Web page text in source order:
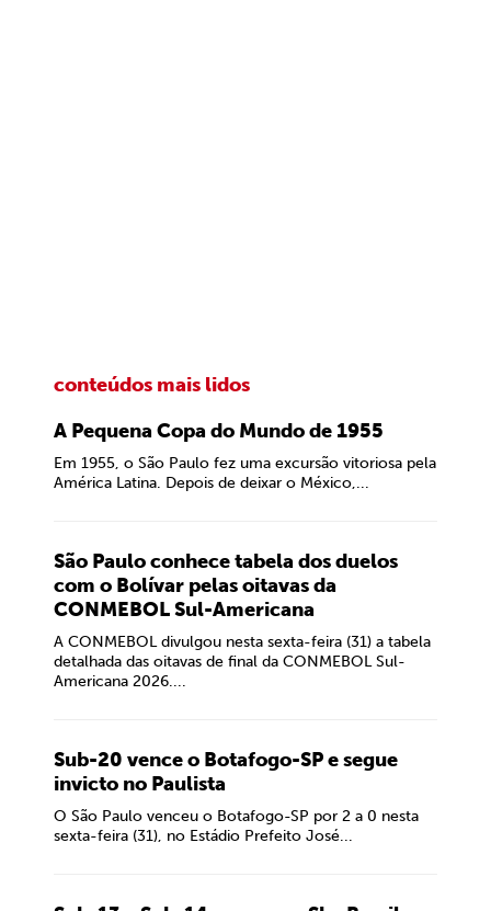
conteúdos mais lidos
A Pequena Copa do Mundo de 1955
Em 1955, o São Paulo fez uma excursão vitoriosa pela
América Latina. Depois de deixar o México,...
São Paulo conhece tabela dos duelos
com o Bolívar pelas oitavas da
CONMEBOL Sul-Americana
A CONMEBOL divulgou nesta sexta-feira (31) a tabela
detalhada das oitavas de final da CONMEBOL Sul-
Americana 2026....
Sub-20 vence o Botafogo-SP e segue
invicto no Paulista
O São Paulo venceu o Botafogo-SP por 2 a 0 nesta
sexta-feira (31), no Estádio Prefeito José...